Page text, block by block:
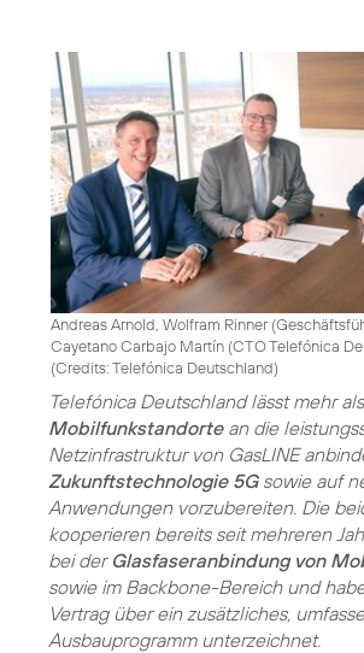
Andreas Arnold, Wolfram Rinner
Cayetano Carbajo Martín (CTO Telefónica
(Credits: Telefónica Deutschland)
Telefónica Deutschland lässt mehr als
Mobilfunkstandortean die
Netzinfrastruktur von GasLINE
Zukunftstechnologie 5Gsowie auf
Anwendungen vorzubereiten. Die
kooperieren bereits seit mehreren
bei der Glasfaseranbindung von
sowie im Backbone-Bereich und
Vertrag über ein zusätzliches,
Ausbauprogramm unterzeichnet.